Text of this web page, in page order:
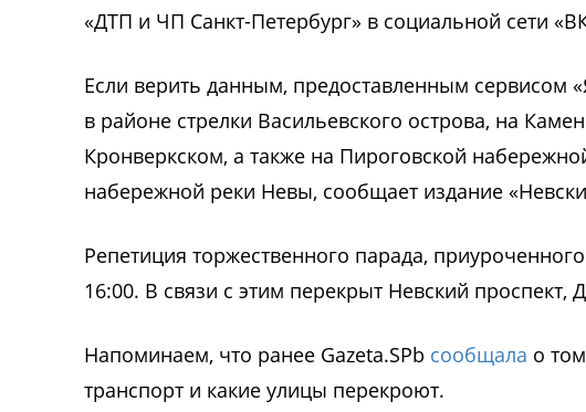
«ДТП и ЧП Санкт-Петербург» в социальной сети
Если верить данным, предоставленным сервисом
в районе стрелки Васильевского острова, на
Кронверкском, а также на Пироговской
набережной реки Невы, сообщает издание
Репетиция торжественного парада,
16:00. В связи с этим перекрыт Невский проспект,
Напоминаем, что ранее Gazeta.SPb сообщала о
транспорт и какие улицы перекроют.